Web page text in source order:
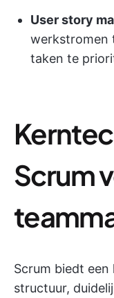
User story
werkstromen
taken te
Scrum
Scrum biedt
structuur,